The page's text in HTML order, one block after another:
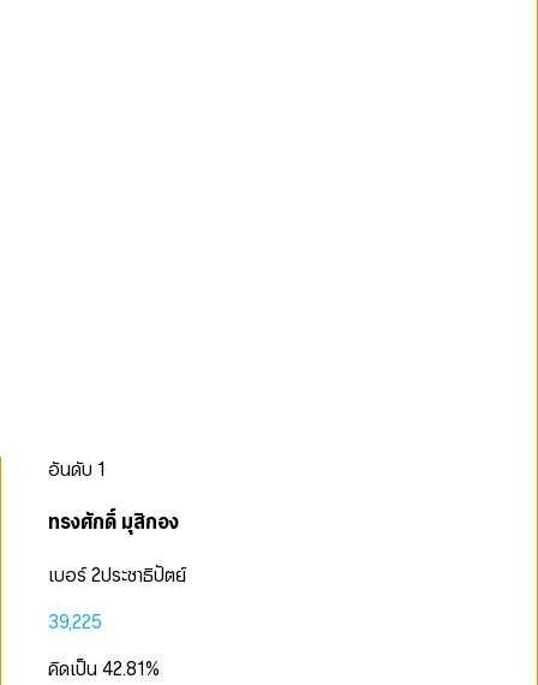
อันดับ 1
ทรงศักดิ์ มุสิกอง
เบอร์ 2ประชาธิปัตย์
39,225
คิดเป็น42.81%